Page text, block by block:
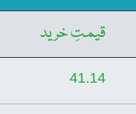
قیمتِ خرید
41.14